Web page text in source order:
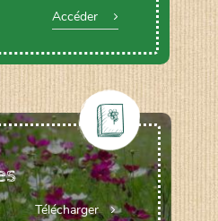
Accéder
Télécharger